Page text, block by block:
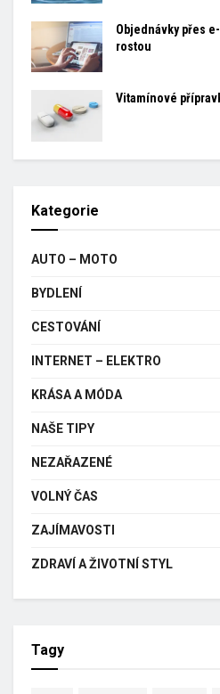
Objednávky přes
rostou
Vitamínové
Kategorie
AUTO – MOTO
BYDLENÍ
CESTOVÁNÍ
INTERNET – ELEKTRO
KRÁSA A MÓDA
NAŠE TIPY
NEZAŘAZENÉ
VOLNÝ ČAS
ZAJÍMAVOSTI
ZDRAVÍ A ŽIVOTNÍ STYL
Tagy